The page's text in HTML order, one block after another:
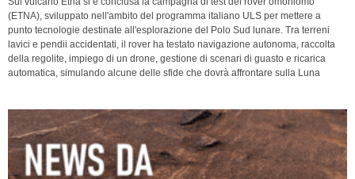
(ETNA), sviluppato nell'ambito del programma italiano ULS per mettere a
punto tecnologie destinate all'esplorazione del Polo Sud lunare. Tra terreni
lavici e pendii accidentati, il rover ha testato navigazione autonoma, raccolta
della regolite, impiego di un drone, gestione di scenari di guasto e ricarica
automatica, simulando alcune delle sfide che dovrà affrontare sulla Luna